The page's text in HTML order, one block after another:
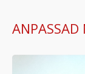
ANPASSAD